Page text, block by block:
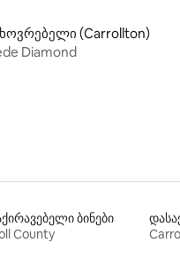
(Carrollton)
Diamond
ბინები
County